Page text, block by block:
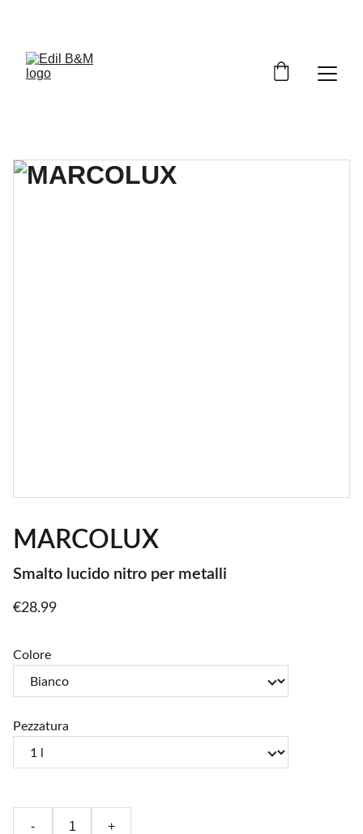
MARCOLUX
Smalto lucido nitro per metalli
€28.99
Colore
Pezzatura
- +